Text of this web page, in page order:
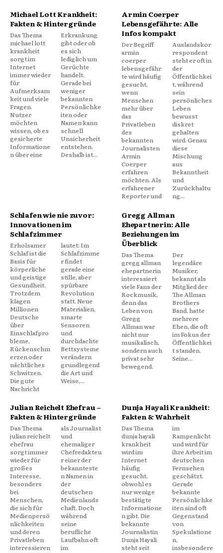
Michael Lott Krankheit:
Fakten & Hintergründe
Das Thema
michael lott
krankheit
sorgt im
Internet
immer wieder
für
Aufmerksam
keit und viele
Fragen.
Nutzer
möchten
wissen, ob es
gesicherte
Informatione
n über eine
Erkrankung
gibt oder ob
es sich
lediglich um
Gerüchte
handelt.
Gerade bei
weniger
bekannten
Persönlichke
iten oder
Namen kann
schnell
Unsicherheit
entstehen.
Deshalb ist...
Armin Coerper
Lebensgefährte: Alle
Infos kompakt
Der Begriff
armin
coerper
lebensgefähr
te wird häufig
gesucht,
wenn
Menschen
mehr über
das
Privatleben
des
bekannten
Journalisten
Armin
Coerper
erfahren
möchten. Als
erfahrener
Reporter und
Auslandskor
respondent
steht er oft in
der
Öffentlichkei
t, während
sein
persönliches
Leben
bewusst
diskret
gehalten
wird. Genau
diese
Mischung
aus
Bekanntheit
und
Zurückhaltu
ng...
Schlafen wie nie zuvor:
Innovationen im
Schlafzimmer
Erholsamer
Schlaf ist die
Basis für
körperliche
und geistige
Gesundheit.
Trotzdem
klagen
Millionen
Deutsche
über
Einschlafpro
bleme,
Rückenschm
erzen oder
nächtliches
Schwitzen.
Die gute
Nachricht
lautet: Im
Schlafzimme
r findet
gerade eine
stille, aber
spürbare
Revolution
statt. Neue
Materialien,
smarte
Sensoren
und
durchdachte
Bettsysteme
verändern
grundlegend
die Art und
Weise,...
Gregg Allman
Ehepartnerin: Alle
Beziehungen im
Überblick
Das Thema
gregg allman
ehepartnerin
interessiert
viele Fans der
Rockmusik,
denn das
Leben von
Gregg
Allman war
nicht nur
musikalisch,
sondern auch
privat sehr
bewegend.
Der
legendäre
Musiker,
bekannt als
Mitglied der
The Allman
Brothers
Band, hatte
mehrere
Ehen, die oft
im Fokus der
Öffentlichkei
t standen.
Seine...
Julian Reichelt Ehefrau –
Fakten & Hintergründe
Das Thema
julian reichelt
ehefrau
sorgt immer
wieder für
großes
Interesse,
besonders
bei
Menschen,
die sich für
Medienpersö
nlichkeiten
und deren
Privatleben
interessieren
als Journalist
und
ehemaliger
Chefredakteu
r einer der
bekannteste
n Namen in
der
deutschen
Medienlands
chaft. Doch
während
seine
berufliche
Laufbahn oft
im
Dunja Hayali Krankheit:
Fakten & Wahrheit
Das Thema
dunja hayali
krankheit
wird im
Internet
häufig
gesucht,
obwohl es
nur wenige
bestätigte
Informatione
n gibt. Die
bekannte
Journalistin
Dunja Hayali
steht seit
im
Rampenlicht
und wird für
ihre Arbeit im
deutschen
Fernsehen
geschätzt.
Gerade
bekannte
Persönlichke
iten sind oft
Gegenstand
von
Spekulatione
n,
insbesondere